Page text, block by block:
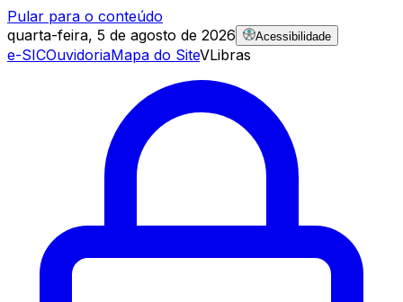
Pular para o conteúdo
quarta-feira, 5 de agosto de 2026
Acessibilidade
e-SICOuvidoriaMapa do SiteVLibras